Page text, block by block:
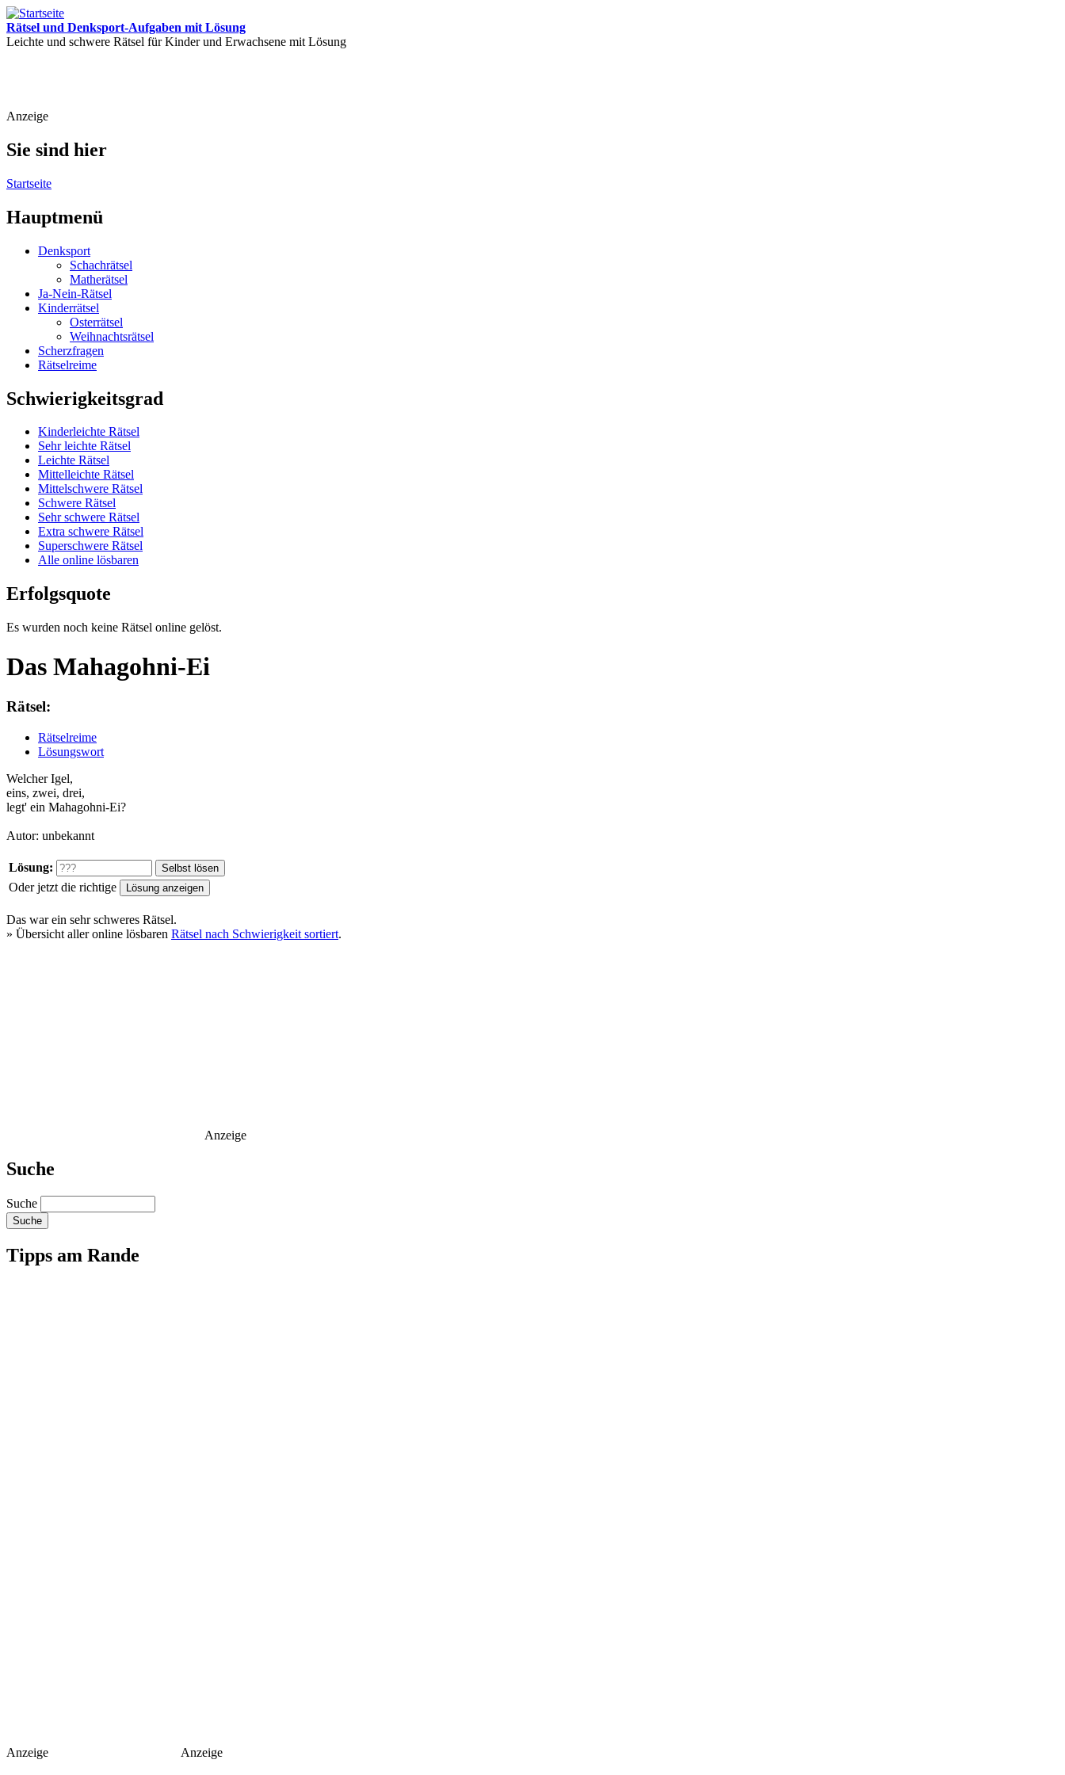
Rätsel und Denksport-Aufgaben mit Lösung
Leichte und schwere Rätsel für Kinder und Erwachsene mit Lösung
Anzeige
Sie sind hier
Startseite
Hauptmenü
Denksport
Schachrätsel
Matherätsel
Ja-Nein-Rätsel
Kinderrätsel
Osterrätsel
Weihnachtsrätsel
Scherzfragen
Rätselreime
Schwierigkeitsgrad
Kinderleichte Rätsel
Sehr leichte Rätsel
Leichte Rätsel
Mittelleichte Rätsel
Mittelschwere Rätsel
Schwere Rätsel
Sehr schwere Rätsel
Extra schwere Rätsel
Superschwere Rätsel
Alle online lösbaren
Erfolgsquote
Es wurden noch keine Rätsel online gelöst.
Das Mahagohni-Ei
Rätsel:
Rätselreime
Lösungswort
Welcher Igel,
eins, zwei, drei,
legt' ein Mahagohni-Ei?
Autor: unbekannt
Lösung:
Oder jetzt die richtige
Das war ein sehr schweres Rätsel.
» Übersicht aller online lösbaren Rätsel nach Schwierigkeit sortiert.
Anzeige
Suche
Suche
Tipps am Rande
Anzeige
Anzeige